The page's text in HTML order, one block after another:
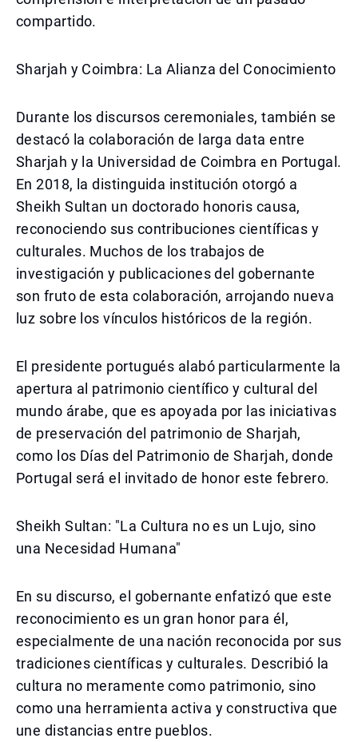
compartido.
Sharjah y Coimbra: La Alianza del Conocimiento
Durante los discursos ceremoniales, también se
destacó la colaboración de larga data entre
Sharjah y la Universidad de Coimbra en Portugal.
En 2018, la distinguida institución otorgó a
Sheikh Sultan un doctorado honoris causa,
reconociendo sus contribuciones científicas y
culturales. Muchos de los trabajos de
investigación y publicaciones del gobernante
son fruto de esta colaboración, arrojando nueva
luz sobre los vínculos históricos de la región.
El presidente portugués alabó particularmente la
apertura al patrimonio científico y cultural del
mundo árabe, que es apoyada por las iniciativas
de preservación del patrimonio de Sharjah,
como los Días del Patrimonio de Sharjah, donde
Portugal será el invitado de honor este febrero.
Sheikh Sultan: "La Cultura no es un Lujo, sino
una Necesidad Humana"
En su discurso, el gobernante enfatizó que este
reconocimiento es un gran honor para él,
especialmente de una nación reconocida por sus
tradiciones científicas y culturales. Describió la
cultura no meramente como patrimonio, sino
como una herramienta activa y constructiva que
une distancias entre pueblos.